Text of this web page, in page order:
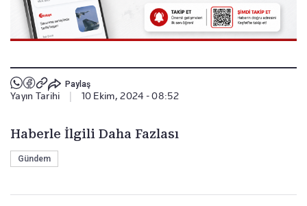
Paylaş
Yayın Tarihi 10 Ekim, 2024 - 08:52
Haberle İlgili Daha Fazlası
Gündem